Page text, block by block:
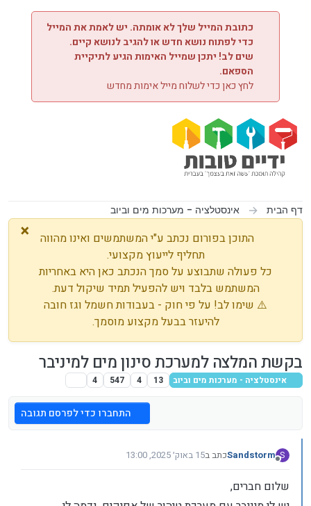
דילוג לתוכן
כתובת המייל שלך לא אומתה. יש לאמת את המייל
כדי לפתוח נושא חדש או להגיב לנושא קיים.
שים לב! יתכן שמייל האימות הגיע לתיקיית
הספאם.
לחץ כאן כדי לשלוח מייל אימות מחדש
דף הבית אינסטלציה - מערכות מים וביוב
×
התוכן בפורום נכתב ע"י המשתמשים ואינו מהווה
תחליף לייעוץ מקצועי.
כל פעולה שתבוצע על סמך הנכתב כאן היא באחריות
המשתמש בלבד ויש להפעיל תמיד שיקול דעת.
⚠️ שימו לב! על פי חוק - בעבודות חשמל וגז חובה
להיעזר בבעל מקצוע מוסמך.
בקשת המלצה למערכת סינון מים למיניבר
אינסטלציה - מערכות מים וביוב 13
4
547
4
התחברו כדי לפרסם תגובה
S
מנותק
Sandstormכתב ב15 באוק׳ 2025, 13:00
נערך לאחרונה על ידי
שלום חברים,